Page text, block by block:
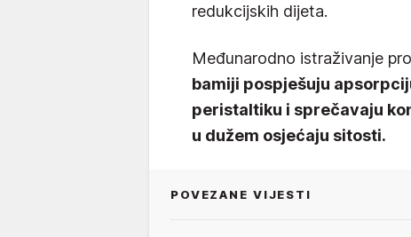
redukcijskih dijeta.
Međunarodno istraživanje
bamiji pospješuju
peristaltiku i sprečavaju
u dužem osjećaju sitosti.
POVEZANE VIJESTI